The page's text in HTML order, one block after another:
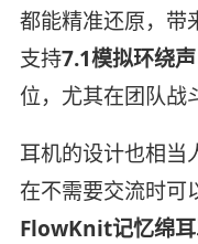
都能精准还原，带
支持7.1模拟环绕声
位，尤其在团队战
耳机的设计也相当
在不需要交流时可
FlowKnit记忆绵